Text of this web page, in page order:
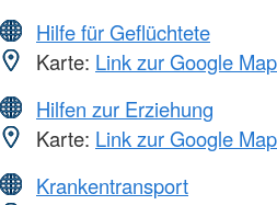
Hilfe für Geflüchtete
Karte: Link zur Google
Hilfen zur Erziehung
Karte: Link zur Google
Krankentransport